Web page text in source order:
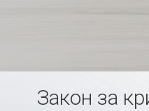
Закон за